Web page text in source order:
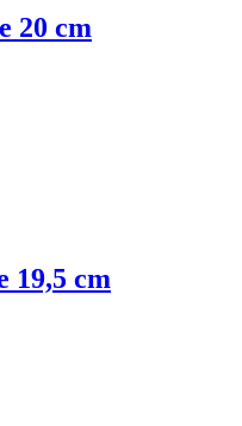
20 cm
19,5 cm